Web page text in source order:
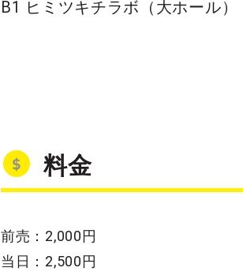
B1 ヒミツキチラボ（大ホール）
料金
前売：2,000円
当日：2,500円